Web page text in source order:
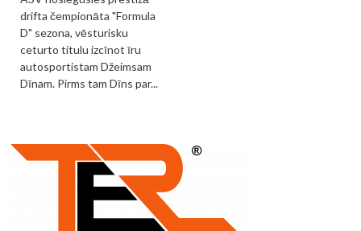
drifta čempionāta "Formula
D" sezona, vēsturisku
ceturto titulu izcīnot īru
autosportistam Džeimsam
Dīnam. Pirms tam Dīns par...